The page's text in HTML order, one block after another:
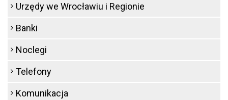
Urzędy we Wrocławiu i Regionie
Banki
Noclegi
Telefony
Komunikacja